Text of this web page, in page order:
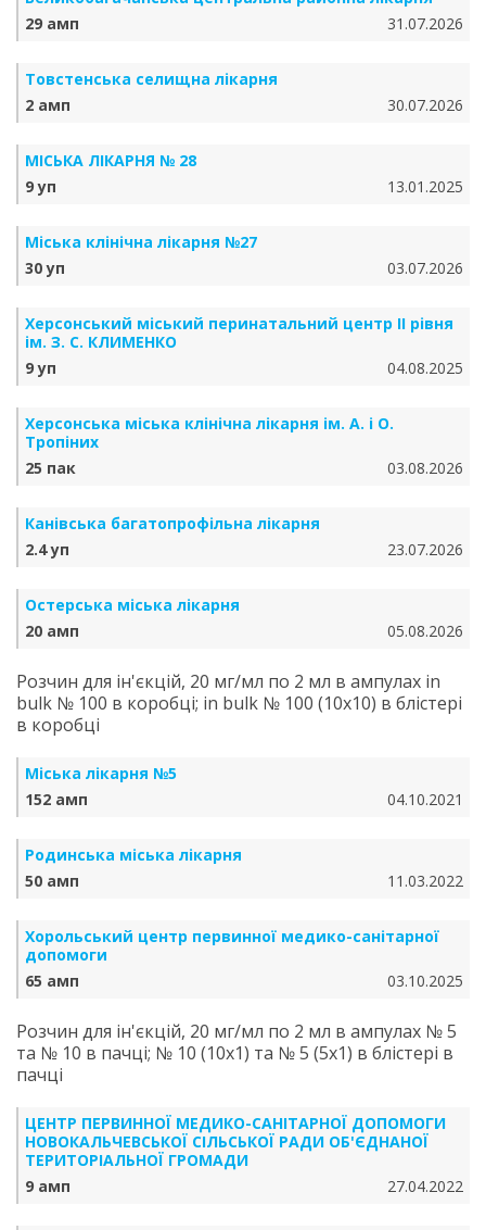
29 амп
31.07.2026
Товстенська селищна лікарня
2 амп
30.07.2026
МІСЬКА ЛІКАРНЯ № 28
9 уп
13.01.2025
Міська клінічна лікарня №27
30 уп
03.07.2026
Херсонський міський перинатальний центр ІІ рівня
ім. З. С. КЛИМЕНКО
9 уп
04.08.2025
Херсонська міська клінічна лікарня ім. А. і О.
Тропіних
25 пак
03.08.2026
Канівська багатопрофільна лікарня
2.4 уп
23.07.2026
Остерська міська лікарня
20 амп
05.08.2026
Розчин для ін'єкцій, 20 мг/мл по 2 мл в ампулах in
bulk № 100 в коробці; in bulk № 100 (10х10) в блістері
в коробці
Міська лікарня №5
152 амп
04.10.2021
Родинська міська лікарня
50 амп
11.03.2022
Хорольський центр первинної медико-санітарної
допомоги
65 амп
03.10.2025
Розчин для ін'єкцій, 20 мг/мл по 2 мл в ампулах № 5
та № 10 в пачці; № 10 (10х1) та № 5 (5х1) в блістері в
пачці
ЦЕНТР ПЕРВИННОЇ МЕДИКО-САНІТАРНОЇ ДОПОМОГИ
НОВОКАЛЬЧЕВСЬКОЇ СІЛЬСЬКОЇ РАДИ ОБ'ЄДНАНОЇ
ТЕРИТОРІАЛЬНОЇ ГРОМАДИ
9 амп
27.04.2022